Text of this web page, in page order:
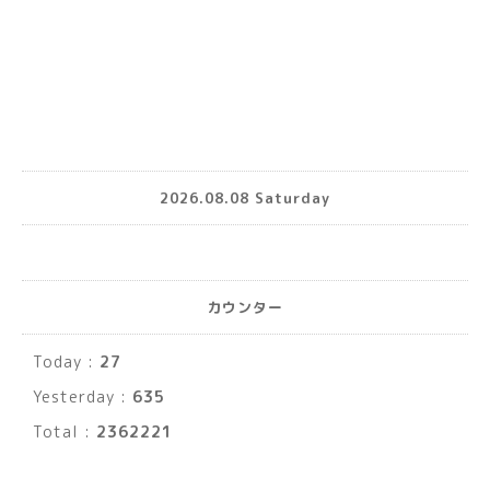
2026.08.08 Saturday
カウンター
Today : 27
Yesterday : 635
Total : 2362221